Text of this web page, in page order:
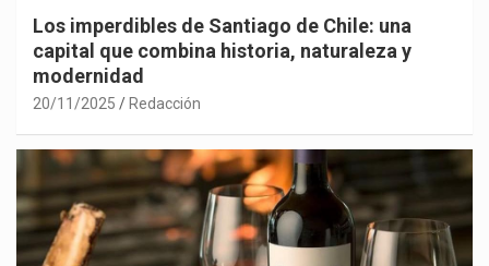
Los imperdibles de Santiago de Chile: una
capital que combina historia, naturaleza y
modernidad
20/11/2025 Redacción